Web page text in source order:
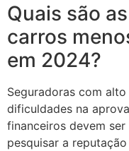
Quais são
carros
em 2024?
Seguradoras com
dificuldades na
financeiros devem
pesquisar a